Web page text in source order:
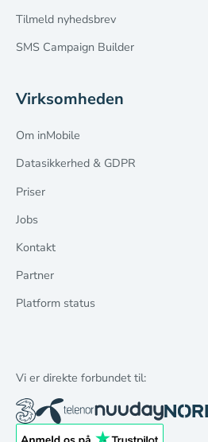
Tilmeld nyhedsbrev
SMS Campaign Builder
Virksomheden
Om inMobile
Datasikkerhed & GDPR
Priser
Jobs
Kontakt
Partner
Platform status
Vi er direkte forbundet til: